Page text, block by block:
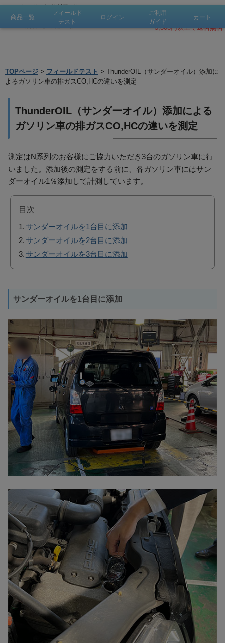
バッテリー上がり対策、サル
フェーション溶解・除去で 鉛
バッテリー復活、燃費改善
《溶媒和電子製品の通販》
会員登録
500pt！
会員登録 お問合せ
3,300円以上で送料無料
商品一覧
フィールド
テスト
ログイン
ご利用
ガイド
カート
TOPページ > フィールドテスト > ThunderOIL（サンダーオイル）添加に
よるガソリン車の排ガスCO,HCの違いを測定
ThunderOIL（サンダーオイル）添加による
ガソリン車の排ガスCO,HCの違いを測定
測定はN系列のお客様にご協力いただき3台のガソリン車に行
いました。添加後の測定をする前に、各ガソリン車にはサン
ダーオイル1％添加して計測しています。
目次
サンダーオイルを1台目に添加
サンダーオイルを2台目に添加
サンダーオイルを3台目に添加
サンダーオイルを1台目に添加